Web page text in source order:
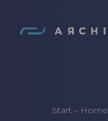
Start – Home